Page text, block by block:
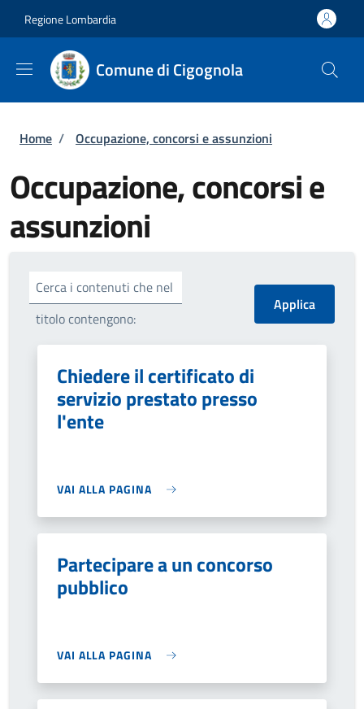
Regione Lombardia
Comune di Cigognola
Briciole di pane
Home / Occupazione, concorsi e assunzioni
Occupazione, concorsi e
assunzioni
Cerca i contenuti che nel
titolo contengono:
Chiedere il certificato di
servizio prestato presso
l'ente
VAI ALLA PAGINA
Partecipare a un concorso
pubblico
VAI ALLA PAGINA